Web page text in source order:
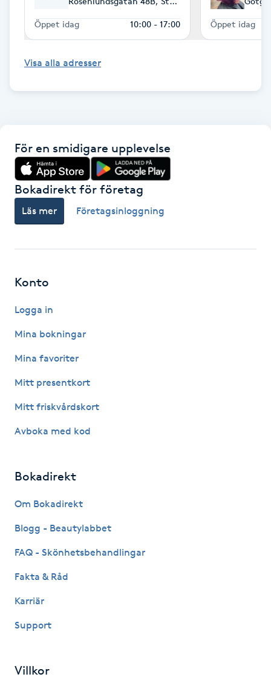
Läpptatuering
Makeup
Medicinsk massage
Megavolymfransar
Mesoterapi
MicroPen
Microshading
Mixfransar
N
Öppet idag 10:00 - 17:00 Öppet idag
Visa alla adresser
För en smidigare upplevelse
Bokadirekt för företag
Läs mer Företagsinloggning
Konto
Logga in
Mina bokningar
Mina favoriter
Mitt presentkort
Mitt friskvårdskort
Avboka med kod
Bokadirekt
Om Bokadirekt
Blogg - Beautylabbet
FAQ - Skönhetsbehandlingar
Fakta & Råd
Karriär
Support
Villkor